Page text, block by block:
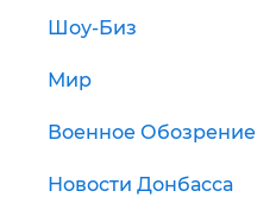
Шоу-Биз
Мир
Военное Обозрение
Новости Донбасса